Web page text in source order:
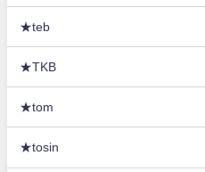
★teb
★TKB
★tom
★tosin